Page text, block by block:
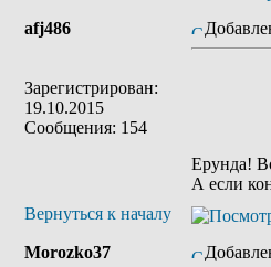
afj486
Зарегистрирован:
19.10.2015
Сообщения: 154
Ерунда!
А если
Вернуться к началу
Morozko37